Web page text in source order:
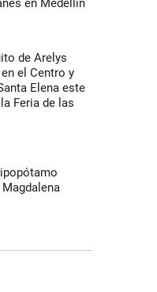
en Medellín
de Arelys
el Centro y
Elena este
Feria de las